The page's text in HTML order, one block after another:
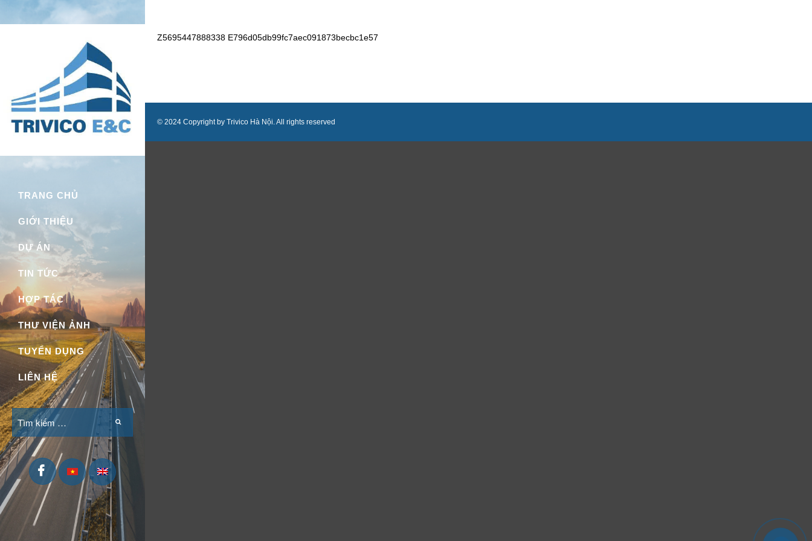
TRANG CHỦ
GIỚI THIỆU
DỰ ÁN
TIN TỨC
HỢP TÁC
THƯ VIỆN ẢNH
TUYỂN DỤNG
LIÊN HỆ
Z5695447888338 E796d05db99fc7aec091873becbc1e57
© 2024 Copyright by Trivico Hà Nội. All rights reserved